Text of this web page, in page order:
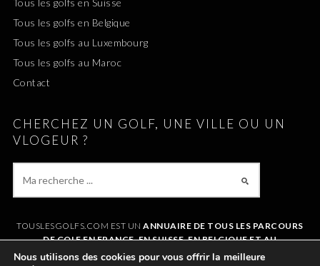
Tous les golfs en Belgique
Tous les golfs au Luxembourg
Tous les golfs au Maroc
Contact
CHERCHEZ UN GOLF, UNE VILLE OU UN
VLOGEUR ?
TOUSLESGOLFS.COM EST UNANNUAIRE DE TOUS LES PARCOURS
DE GOLF EN FRANCE, EN SUISSE, EN BELGIQUE ET AU
LUXEMBOURG
. IL VOUS PERMET DE TROUVER UN GOLF AUTOUR DE
Nous utilisons des cookies pour vous offrir la meilleure